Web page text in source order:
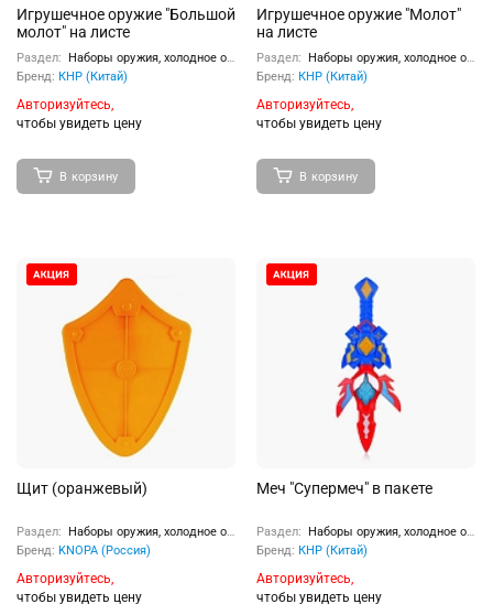
Игрушечное оружие "Большой
молот" на листе
Раздел:
Наборы оружия, холодное оружие
Бренд: КНР (Китай)
Авторизуйтесь,
чтобы увидеть цену
В корзину
Игрушечное оружие "Молот"
на листе
Раздел:
Наборы оружия, холодное оружие
Бренд: КНР (Китай)
Авторизуйтесь,
чтобы увидеть цену
В корзину
Щит (оранжевый)
Раздел:
Наборы оружия, холодное оружие
Бренд: KNOPA (Россия)
Авторизуйтесь,
чтобы увидеть цену
Меч "Супермеч" в пакете
Раздел:
Наборы оружия, холодное оружие
Бренд: КНР (Китай)
Авторизуйтесь,
чтобы увидеть цену